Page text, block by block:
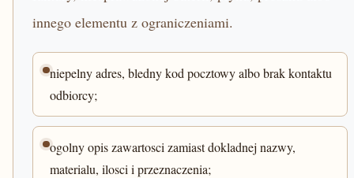
innego elementu z ograniczeniami.
niepelny adres, bledny kod pocztowy albo brak kontaktu
odbiorcy;
ogolny opis zawartosci zamiast dokladnej nazwy,
materialu, ilosci i przeznaczenia;